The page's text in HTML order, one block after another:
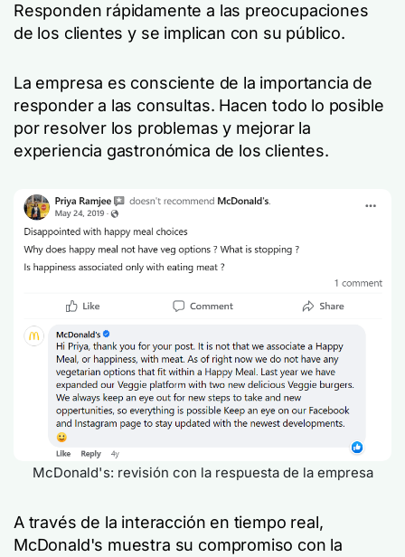
Responden rápidamente a las preocupaciones
de los clientes y se implican con su público.
La empresa es consciente de la importancia de
responder a las consultas. Hacen todo lo posible
por resolver los problemas y mejorar la
experiencia gastronómica de los clientes.
McDonald's: revisión con la respuesta de la empresa
A través de la interacción en tiempo real,
McDonald's muestra su compromiso con la